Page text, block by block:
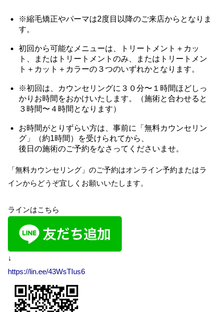
※縮毛矯正やパーマは2度目以降のご来店からとなりま
す。
初回から可能なメニューは、トリートメント＋カッ
ト、またはトリートメントのみ、またはトリートメン
ト＋カット＋カラーの３つのいずれかとなります。
※初回は、カウンセリングに３０分〜１時間ほどしっ
かりお時間をおかけいたします。（施術と合わせると
３時間〜４時間となります）
お時間がとりずらい方は、事前に「無料カウンセリン
グ」（約1時間）を受けられてから、
後日の施術のご予約をなさってくださいませ。
「無料カウンセリング」のご予約はオンライン予約またはラ
インからどうぞ宜しくお願いいたします。
ラインはこちら
↓
https://lin.ee/43WsTIus6